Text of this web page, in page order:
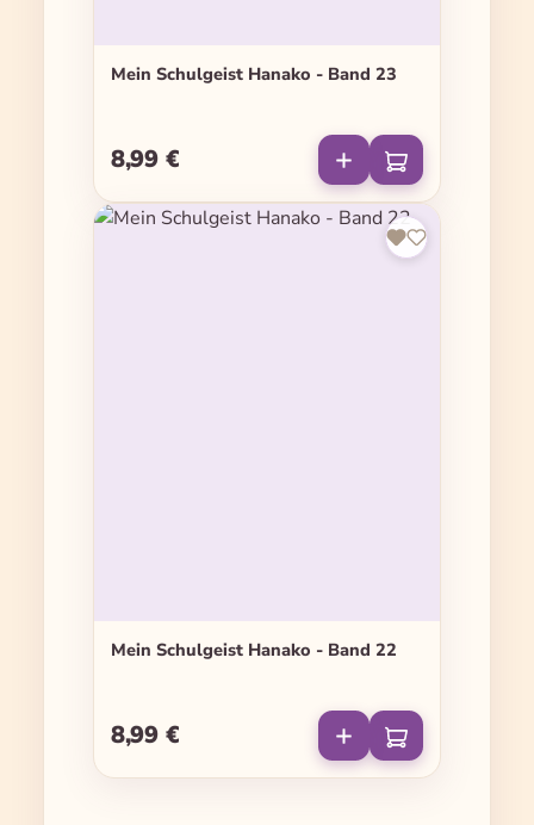
Mein Schulgeist Hanako - Band 23
Regulärer Preis:
8,99 €
Mein Schulgeist Hanako - Band 22
Regulärer Preis:
8,99 €